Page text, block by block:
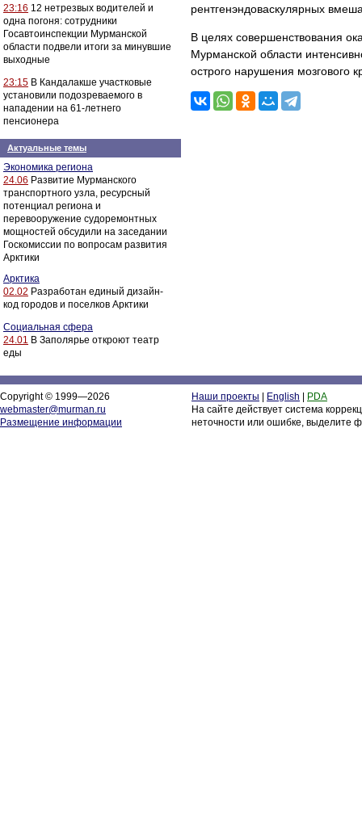
23:16 12 нетрезвых водителей и
одна погоня: сотрудники
Госавтоинспекции Мурманской
области подвели итоги за минувшие
выходные
23:15 В Кандалакше участковые
установили подозреваемого в
нападении на 61-летнего
пенсионера
Актуальные темы
Экономика региона
24.06 Развитие Мурманского
транспортного узла, ресурсный
потенциал региона и
перевооружение судоремонтных
мощностей обсудили на заседании
Госкомиссии по вопросам развития
Арктики
Арктика
02.02 Разработан единый дизайн-
код городов и поселков Арктики
Социальная сфера
24.01 В Заполярье откроют театр
еды
рентгенэндоваскулярных
В целях совершенствования
Мурманской области
острого нарушения мозгового
Copyright © 1999—2026
webmaster@murman.ru
Размещение информации
Наши проекты English
PDA
На сайте действует система
неточности или ошибке, выделите